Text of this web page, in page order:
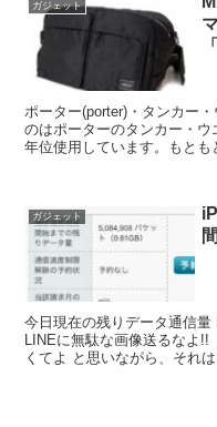
ガジェット
ポーター(porter)・タンカー
のはポーターのタンカー・
年位使用しています。もとも
ガジェット
今日現在の残りデータ通信
LINEに無駄な画像送るな
くてよ と思いながら、それ